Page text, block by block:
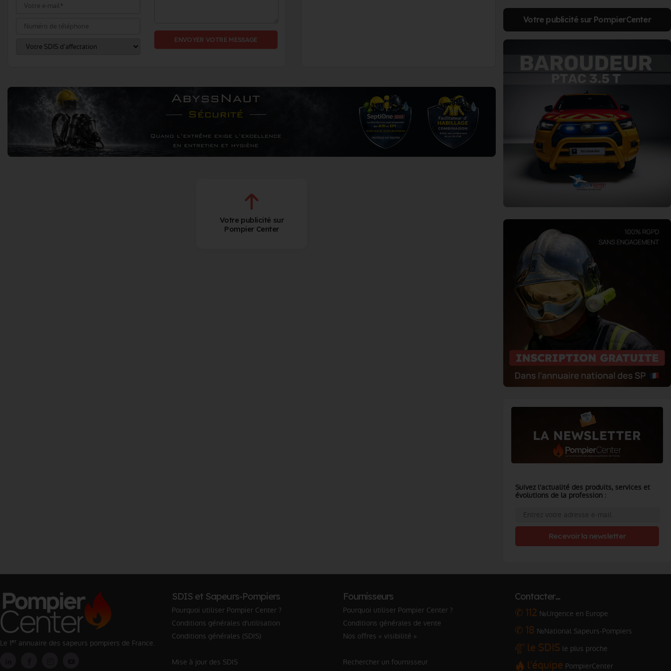
ENVOYER VOTRE MESSAGE
Votre publicité sur
Pompier Center
Votre publicité sur PompierCenter
Suivez l'actualité des produits, services et
évolutions de la profession :
Recevoir la newsletter
Le 1er annuaire des sapeurs pompiers de France.
SDIS et Sapeurs-Pompiers
Pourquoi utiliser Pompier Center ?
Conditions générales d'utilisation
Conditions générales (SDIS)
Mise à jour des SDIS
Fournisseurs
Pourquoi utiliser Pompier Center ?
Conditions générales de vente
Nos offres « visibilité »
Rechercher un fournisseur
Contacter…
✆ 112 №Urgence en Europe
✆ 18 №National Sapeurs-Pompiers
le SDIS le plus proche
l'équipe PompierCenter